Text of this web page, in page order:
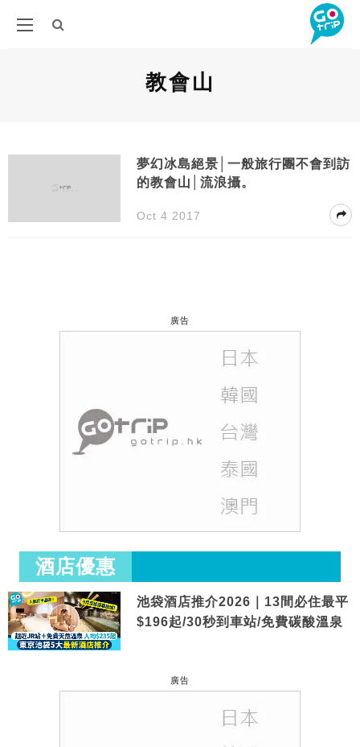
教會山
夢幻冰島絕景│一般旅行團不會到訪
的教會山│流浪攝。
Oct 4 2017
廣告
酒店優惠
池袋酒店推介2026｜13間必住最平
$196起/30秒到車站/免費碳酸溫泉
廣告